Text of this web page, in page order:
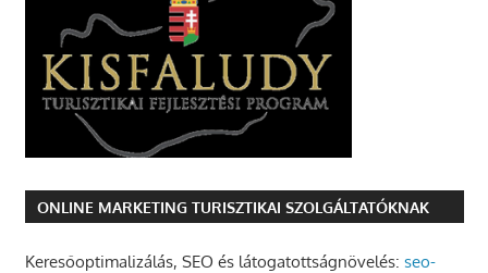
ONLINE MARKETING TURISZTIKAI SZOLGÁLTATÓKNAK
Keresőoptimalizálás, SEO és látogatottságnövelés: seo-